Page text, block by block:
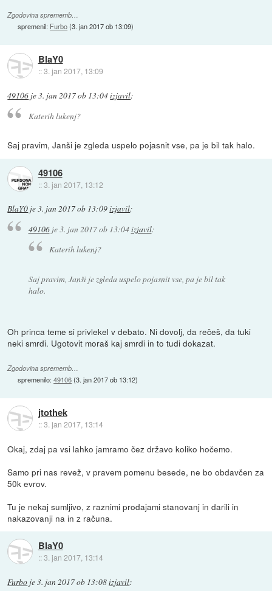
Zgodovina sprememb…
spremenil: Furbo(3. jan 2017 ob 13:09)
BlaY0
::3. jan 2017, 13:09
49106 je3. jan 2017 ob 13:04izjavil:
Katerih lukenj?
Saj pravim, Janši je zgleda uspelo pojasnit vse, pa je bil tak halo.
49106
::3. jan 2017, 13:12
BlaY0 je3. jan 2017 ob 13:09izjavil:
49106je3. jan 2017 ob 13:04izjavil:
Katerih lukenj?
Saj pravim, Janši je zgleda uspelo pojasnit vse, pa je bil tak
halo.
Oh princa teme si privlekel v debato. Ni dovolj, da rečeš, da tuki
neki smrdi. Ugotovit moraš kaj smrdi in to tudi dokazat.
Zgodovina sprememb…
spremenilo:49106(3. jan 2017 ob 13:12)
jtothek
::3. jan 2017, 13:14
Okaj, zdaj pa vsi lahko jamramo čez državo koliko hočemo.
Samo pri nas revež, v pravem pomenu besede, ne bo obdavčen za
50k evrov.
Tu je nekaj sumljivo, z raznimi prodajami stanovanj in darili in
nakazovanji na in z računa.
BlaY0
::3. jan 2017, 13:14
Furbo je3. jan 2017 ob 13:08izjavil: